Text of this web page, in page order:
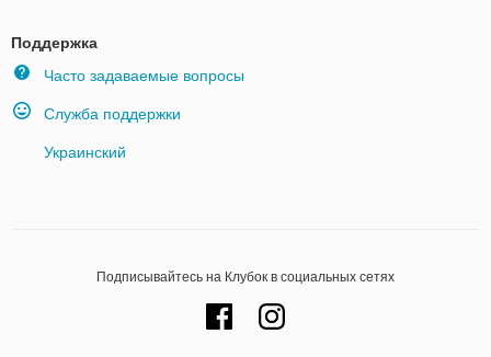
Поддержка
Часто задаваемые вопросы
Служба поддержки
Украинский
Подписывайтесь на Клубок в социальных сетях